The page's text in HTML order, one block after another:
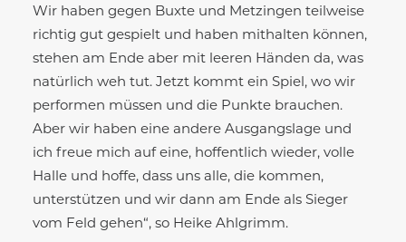
Wir haben gegen Buxte und Metzingen teilweise
richtig gut gespielt und haben mithalten können,
stehen am Ende aber mit leeren Händen da, was
natürlich weh tut. Jetzt kommt ein Spiel, wo wir
performen müssen und die Punkte brauchen.
Aber wir haben eine andere Ausgangslage und
ich freue mich auf eine, hoffentlich wieder, volle
Halle und hoffe, dass uns alle, die kommen,
unterstützen und wir dann am Ende als Sieger
vom Feld gehen“, so Heike Ahlgrimm.